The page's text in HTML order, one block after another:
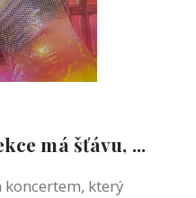
má šťávu, ...
který